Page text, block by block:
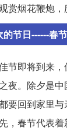
赏烟花鞭炮，
节日------春
节即将到来
夜。除夕是
要回到家里
，春节代表